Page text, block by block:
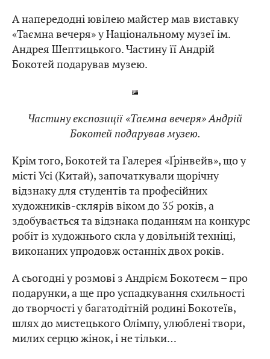
А напередодні ювілею майстер мав виставку
«Таємна вечеря» у Національному музеї ім.
Андрея Шептицького. Частину її Андрій
Бокотей подарував музею.
Частину експозиції «Таємна вечеря» Андрій
Бокотей подарував музею.
Крім того, Бокотей та Галерея «Ґрінвейв», що у
місті Усі (Китай), започаткували щорічну
відзнаку для студентів та професійних
художників-склярів віком до 35 років, а
здобувається та відзнака поданням на конкурс
робіт із художнього скла у довільній техніці,
виконаних упродовж останніх двох років.
А сьогодні у розмові з Андрієм Бокотеєм – про
подарунки, а ще про успадкування схильності
до творчості у багатодітній родині Бокотеїв,
шлях до мистецького Олімпу, улюблені твори,
милих серцю жінок, і не тільки…